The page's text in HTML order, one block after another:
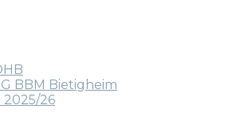
BBM Bietigheim
2025/26